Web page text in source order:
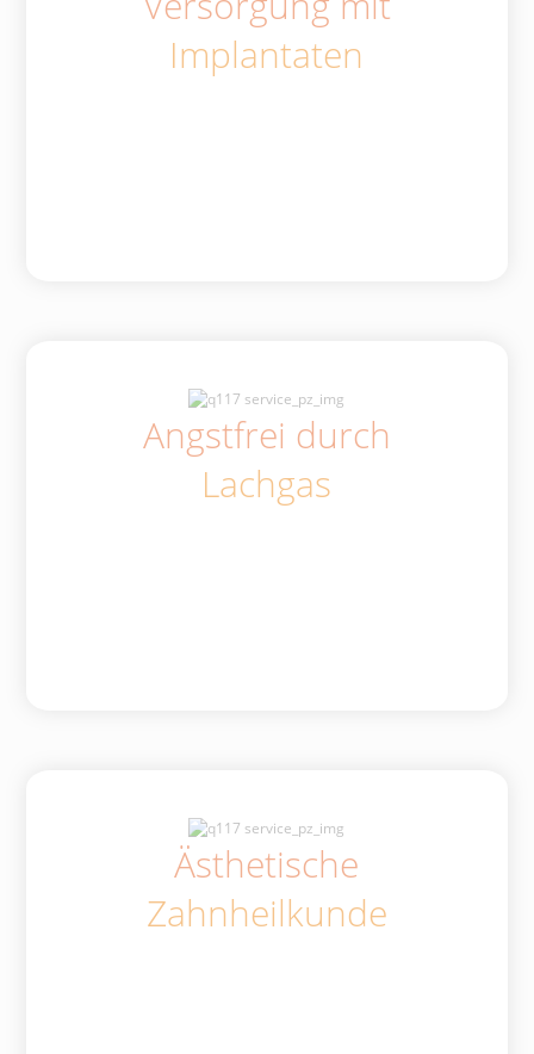
Implantaten
Angstfrei durch
Lachgas
Ästhetische
Zahnheilkunde